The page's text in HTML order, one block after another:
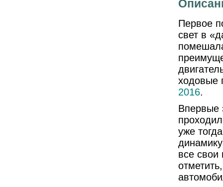
Первое
свет в
ходовые
2016.
Впервые
уже
все свои